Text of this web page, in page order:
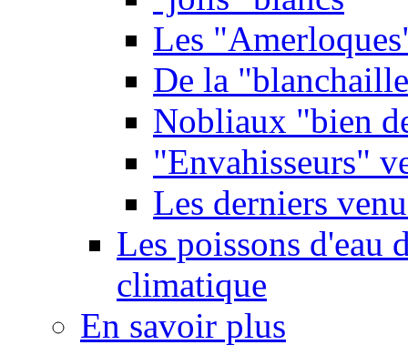
Les
De la
Nobliaux "bien
"Envahisseurs"
Les derniers
Les poissons d'eau
climatique
En savoir plus